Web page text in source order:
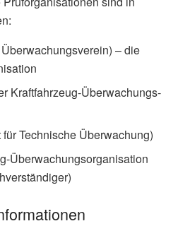
– die
Kraftfahrzeug-Überwachungs-
Technische Überwachung)
Überwachungsorganisation